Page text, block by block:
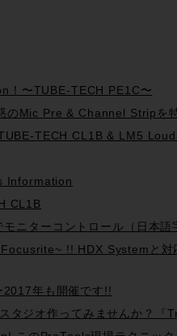
！〜TUBE-TECH PE1C〜
のMic Pre & Channel Stripを
TECH CL1B & LM5
Information
CL1B
ニターコントロール（日本語
!! HDX Systemと対
年も開催です!!
ジオ作ってみませんか？『